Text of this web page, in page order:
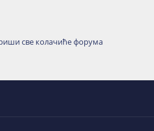
све колачиће форума